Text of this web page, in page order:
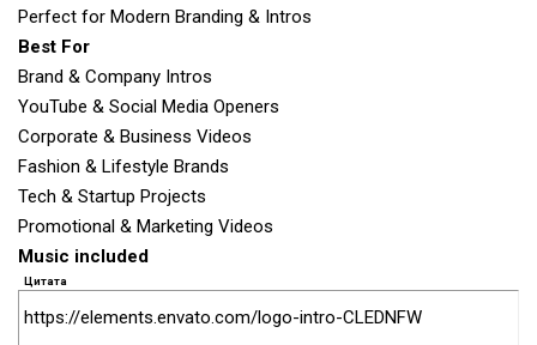
Perfect for Modern Branding & Intros
Best For
Brand & Company Intros
YouTube & Social Media Openers
Corporate & Business Videos
Fashion & Lifestyle Brands
Tech & Startup Projects
Promotional & Marketing Videos
Music included
Цитата
https://elements.envato.com/logo-intro-CLEDNFW